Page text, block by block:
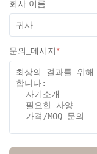
회사 이름
문의_메시지 *